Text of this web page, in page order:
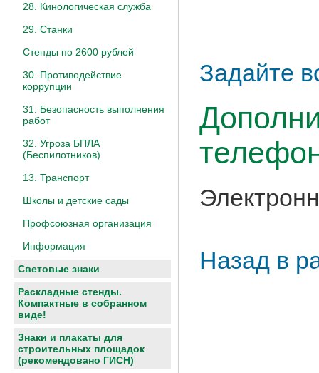
28. Кинологическая служба
29. Станки
Стенды по 2600 рублей
30. Противодействие
коррупции
31. Безопасность выполнения
работ
32. Угроза БПЛА
(Беспилотников)
13. Транспорт
Школы и детские сады
Профсоюзная организация
Информация
Световые знаки
Раскладные стенды.
Компактные в собранном
виде!
Знаки и плакаты для
строительных площадок
(рекомендовано ГИСН)
Задайте
Назад в